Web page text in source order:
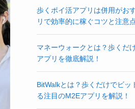
歩くポイ活アプリは併用がお
リで効率的に稼ぐコツと注意
マネーウォークとは？歩くだ
アプリを徹底解説！
BitWalkとは？歩くだけでビッ
る注目のM2Eアプリを解説！